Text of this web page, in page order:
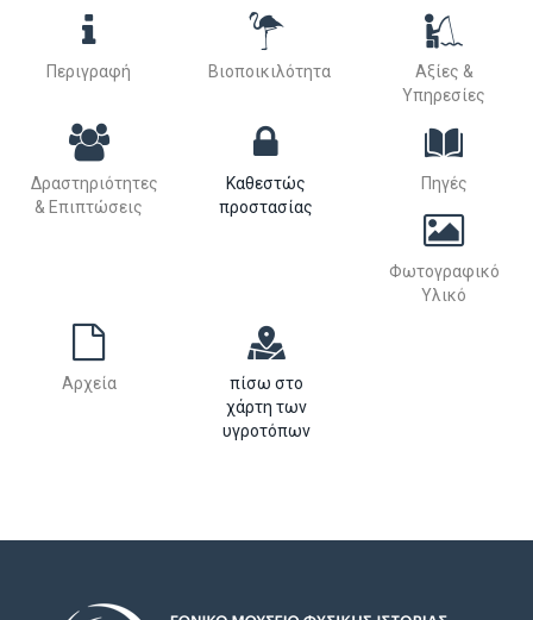
Περιγραφή Βιοποικιλότητα
Αξίες &
Υπηρεσίες
Δραστηριότητες
& Επιπτώσεις
Καθεστώς
προστασίας
Πηγές
Φωτογραφικό
Υλικό
Αρχεία
πίσω στο
χάρτη των
υγροτόπων